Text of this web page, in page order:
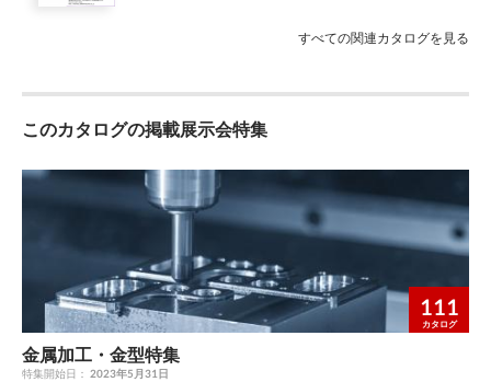
すべての関連カタログを見る
このカタログの掲載展示会特集
111
カタログ
金属加工・金型特集
特集開始日： 2023年5月31日